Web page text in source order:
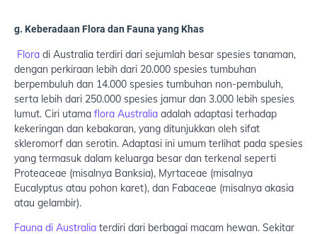
g. Keberadaan Flora dan Fauna yang Khas
Flora di Australia terdiri dari sejumlah besar spesies tanaman,
dengan perkiraan lebih dari 20.000 spesies tumbuhan
berpembuluh dan 14.000 spesies tumbuhan non-pembuluh,
serta lebih dari 250.000 spesies jamur dan 3.000 lebih spesies
lumut. Ciri utama flora Australia adalah adaptasi terhadap
kekeringan dan kebakaran, yang ditunjukkan oleh sifat
skleromorf dan serotin. Adaptasi ini umum terlihat pada spesies
yang termasuk dalam keluarga besar dan terkenal seperti
Proteaceae (misalnya Banksia), Myrtaceae (misalnya
Eucalyptus atau pohon karet), dan Fabaceae (misalnya akasia
atau gelambir).
Fauna di Australia terdiri dari berbagai macam hewan. Sekitar